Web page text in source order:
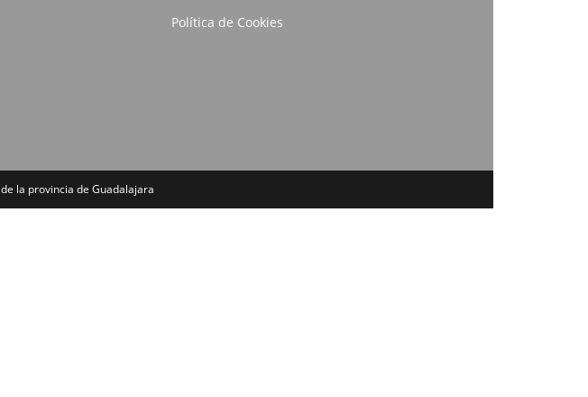
Política de Cookies
la provincia de Guadalajara